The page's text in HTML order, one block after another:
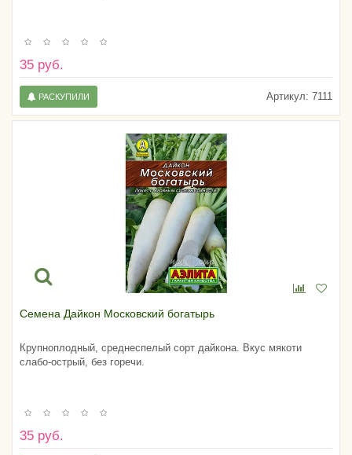
35 руб.
Артикул: 7111
РАСКУПИЛИ
Семена Дайкон Московский богатырь
Крупноплодный, среднеспелый сорт дайкона. Вкус мякоти
слабо-острый, без горечи.
35 руб.